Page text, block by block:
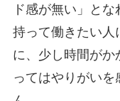
ド感が無い」と
持って働きたい人
に、少し時間がか
ってはやりがい